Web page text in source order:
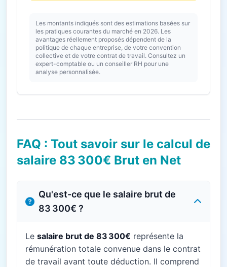
Les montants indiqués sont des estimations basées sur
les pratiques courantes du marché en 2026. Les
avantages réellement proposés dépendent de la
politique de chaque entreprise, de votre convention
collective et de votre contrat de travail. Consultez un
expert-comptable ou un conseiller RH pour une
analyse personnalisée.
FAQ : Tout savoir sur le calcul de
salaire 83 300€ Brut en Net
Qu'est-ce que le salaire brut de
83 300€ ?
Le salaire brut de 83 300€ représente la
rémunération totale convenue dans le contrat
de travail avant toute déduction. Il comprend